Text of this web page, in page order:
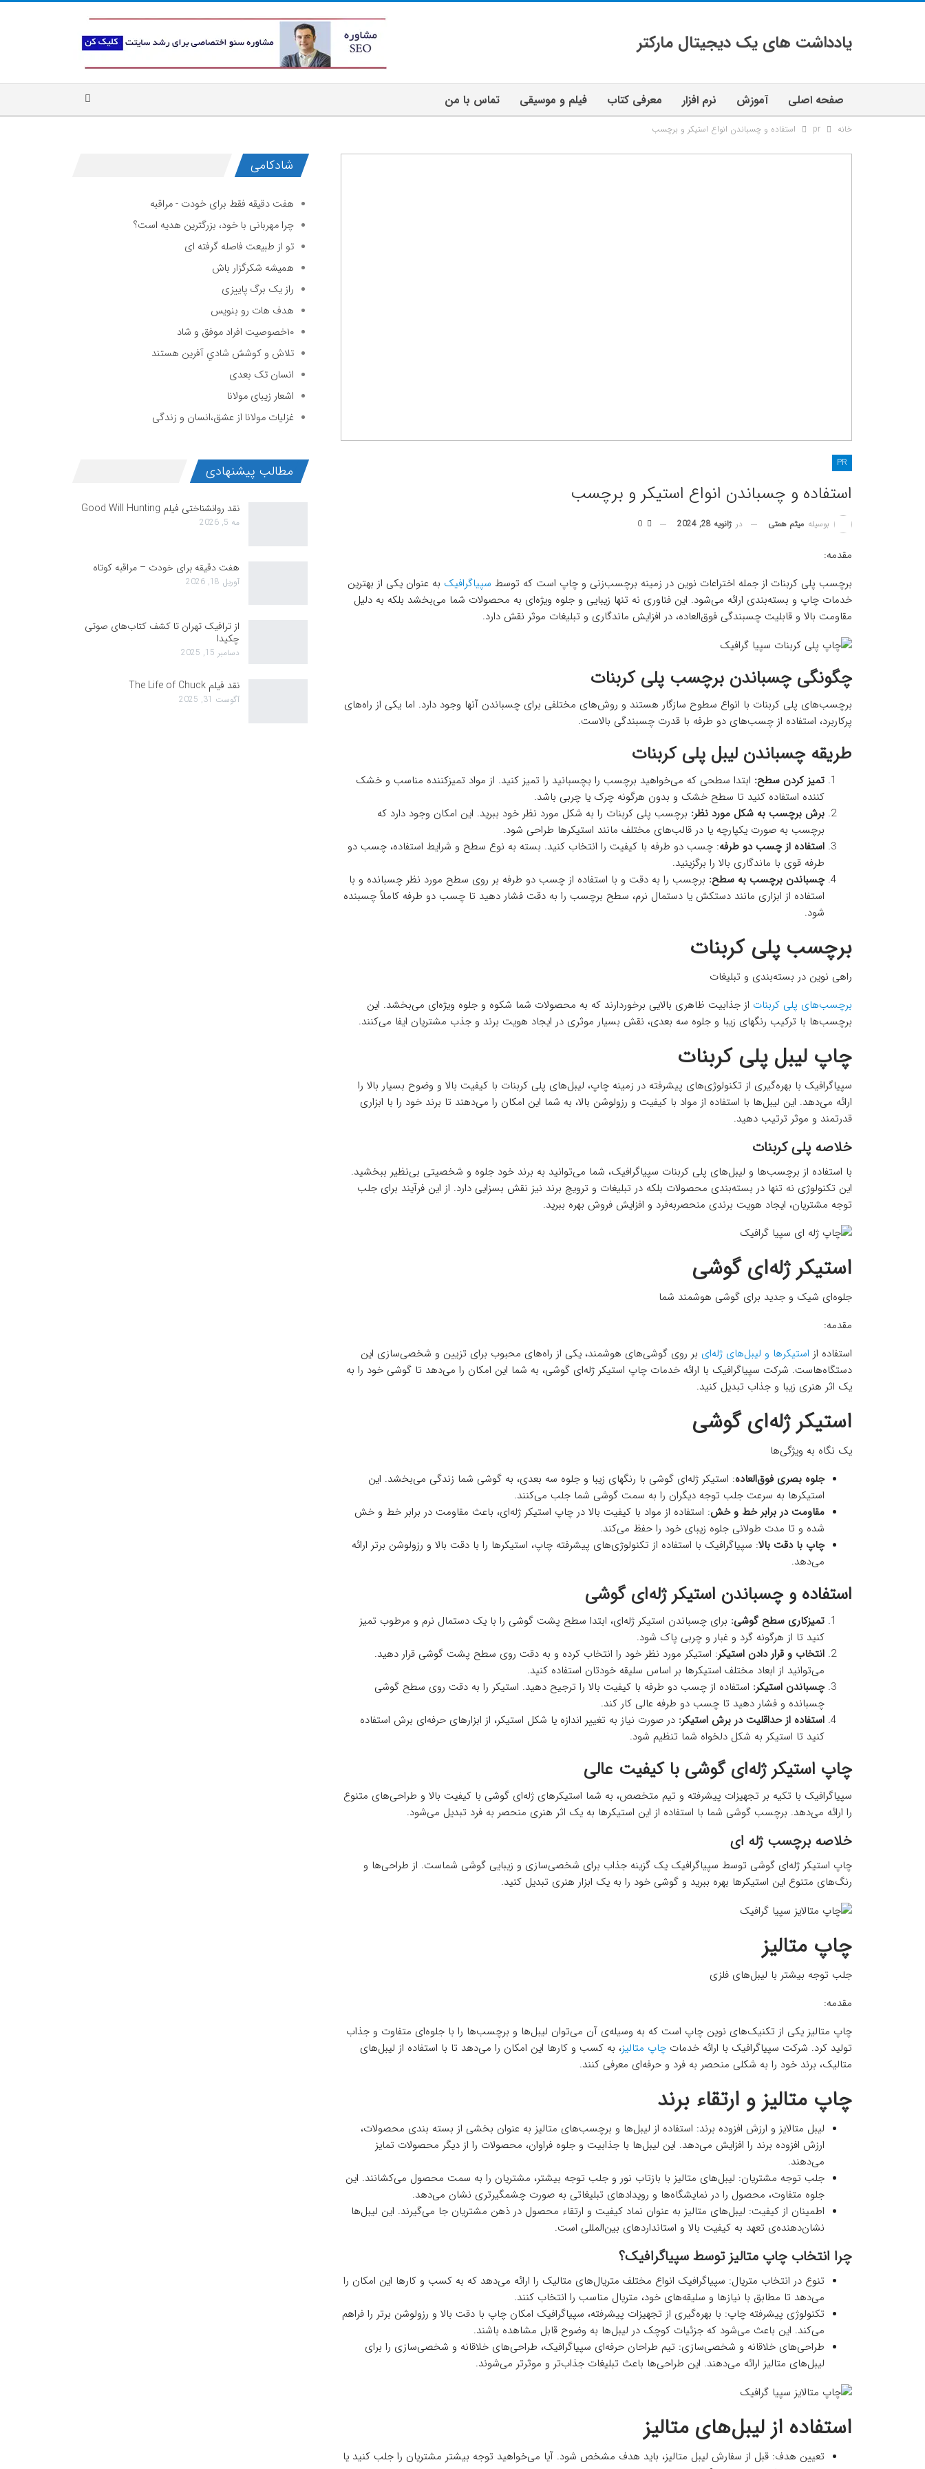
یادداشت های یک دیجیتال مارکتر
صفحه اصلی آموزش نرم افزار معرفی کتاب فیلم و موسیقی تماس با من
خانه pr استفاده و چسباندن انواع استیکر و برچسب
PR
استفاده و چسباندن انواع استیکر و برچسب
بوسیله میثم همتی در ژانویه 28, 2024
مقدمه:
برچسب پلی کربنات از جمله اختراعات نوین در زمینه برچسب‌زنی و چاپ است که توسط سپیاگرافیک به عنوان یکی از بهترین
خدمات چاپ و بسته‌بندی ارائه می‌شود. این فناوری نه تنها زیبایی و جلوه ویژه‌ای به محصولات شما می‌بخشد بلکه به دلیل
مقاومت بالا و قابلیت چسبندگی فوق‌العاده، در افزایش ماندگاری و تبلیغات موثر نقش دارد.
چگونگی چسباندن برچسب پلی کربنات
برچسب‌های پلی کربنات با انواع سطوح سازگار هستند و روش‌های مختلفی برای چسباندن آنها وجود دارد. اما یکی از راه‌های
پرکاربرد، استفاده از چسب‌های دو طرفه با قدرت چسبندگی بالاست.
طریقه چسباندن لیبل پلی کربنات
تمیز کردن سطح: ابتدا سطحی که می‌خواهید برچسب را بچسبانید را تمیز کنید. از مواد تمیزکننده مناسب و خشک
کننده استفاده کنید تا سطح خشک و بدون هرگونه چرک یا چربی باشد.
برش برچسب به شکل مورد نظر: برچسب پلی کربنات را به شکل مورد نظر خود ببرید. این امکان وجود دارد که
برچسب به صورت یکپارچه یا در قالب‌های مختلف مانند استیکرها طراحی شود.
استفاده از چسب دو طرفه: چسب دو طرفه با کیفیت را انتخاب کنید. بسته به نوع سطح و شرایط استفاده، چسب دو
طرفه قوی با ماندگاری بالا را برگزینید.
چسباندن برچسب به سطح: برچسب را به دقت و با استفاده از چسب دو طرفه بر روی سطح مورد نظر چسبانده و با
استفاده از ابزاری مانند دستکش یا دستمال نرم، سطح برچسب را به دقت فشار دهید تا چسب دو طرفه کاملاً چسبنده
شود.
برچسب پلی کربنات
راهی نوین در بسته‌بندی و تبلیغات
برچسب‌های پلی کربنات از جذابیت ظاهری بالایی برخوردارند که به محصولات شما شکوه و جلوه ویژه‌ای می‌بخشد. این
برچسب‌ها با ترکیب رنگهای زیبا و جلوه سه بعدی، نقش بسیار موثری در ایجاد هویت برند و جذب مشتریان ایفا می‌کنند.
چاپ لیبل پلی کربنات
سپیاگرافیک با بهره‌گیری از تکنولوژی‌های پیشرفته در زمینه چاپ، لیبل‌های پلی کربنات با کیفیت بالا و وضوح بسیار بالا را
ارائه می‌دهد. این لیبل‌ها با استفاده از مواد با کیفیت و رزولوشن بالا، به شما این امکان را می‌دهند تا برند خود را با ابزاری
قدرتمند و موثر ترتیب دهید.
خلاصه پلی کربنات
با استفاده از برچسب‌ها و لیبل‌های پلی کربنات سپیاگرافیک، شما می‌توانید به برند خود جلوه و شخصیتی بی‌نظیر ببخشید.
این تکنولوژی نه تنها در بسته‌بندی محصولات بلکه در تبلیغات و ترویج برند نیز نقش بسزایی دارد. از این فرآیند برای جلب
توجه مشتریان، ایجاد هویت برندی منحصربه‌فرد و افزایش فروش بهره ببرید.
استیکر ژله‌ای گوشی
جلوه‌ای شیک و جدید برای گوشی هوشمند شما
مقدمه:
استفاده از استیکرها و لیبل‌های ژله‌ای بر روی گوشی‌های هوشمند، یکی از راه‌های محبوب برای تزیین و شخصی‌سازی این
دستگاه‌هاست. شرکت سپیاگرافیک با ارائه خدمات چاپ استیکر ژله‌ای گوشی، به شما این امکان را می‌دهد تا گوشی خود را به
یک اثر هنری زیبا و جذاب تبدیل کنید.
استیکر ژله‌ای گوشی
یک نگاه به ویژگی‌ها
جلوه بصری فوق‌العاده: استیکر ژله‌ای گوشی با رنگهای زیبا و جلوه سه بعدی، به گوشی شما زندگی می‌بخشد. این
استیکرها به سرعت جلب توجه دیگران را به سمت گوشی شما جلب می‌کنند.
مقاومت در برابر خط و خش: استفاده از مواد با کیفیت بالا در چاپ استیکر ژله‌ای، باعث مقاومت در برابر خط و خش
شده و تا مدت طولانی جلوه زیبای خود را حفظ می‌کند.
چاپ با دقت بالا: سپیاگرافیک با استفاده از تکنولوژی‌های پیشرفته چاپ، استیکرها را با دقت بالا و رزولوشن برتر ارائه
می‌دهد.
استفاده و چسباندن استیکر ژله‌ای گوشی
تمیزکاری سطح گوشی: برای چسباندن استیکر ژله‌ای، ابتدا سطح پشت گوشی را با یک دستمال نرم و مرطوب تمیز
کنید تا از هرگونه گرد و غبار و چربی پاک شود.
انتخاب و قرار دادن استیکر: استیکر مورد نظر خود را انتخاب کرده و به دقت روی سطح پشت گوشی قرار دهید.
می‌توانید از ابعاد مختلف استیکرها بر اساس سلیقه خودتان استفاده کنید.
چسباندن استیکر: استفاده از چسب دو طرفه با کیفیت بالا را ترجیح دهید. استیکر را به دقت روی سطح گوشی
چسبانده و فشار دهید تا چسب دو طرفه عالی کار کند.
استفاده از حداقلیت در برش استیکر: در صورت نیاز به تغییر اندازه یا شکل استیکر، از ابزارهای حرفه‌ای برش استفاده
کنید تا استیکر به شکل دلخواه شما تنظیم شود.
چاپ استیکر ژله‌ای گوشی با کیفیت عالی
سپیاگرافیک با تکیه بر تجهیزات پیشرفته و تیم متخصص، به شما استیکرهای ژله‌ای گوشی با کیفیت بالا و طراحی‌های متنوع
را ارائه می‌دهد. برچسب گوشی شما با استفاده از این استیکرها به یک اثر هنری منحصر به فرد تبدیل می‌شود.
خلاصه برچسب ژله ای
چاپ استیکر ژله‌ای گوشی توسط سپیاگرافیک یک گزینه جذاب برای شخصی‌سازی و زیبایی گوشی شماست. از طراحی‌ها و
رنگ‌های متنوع این استیکرها بهره ببرید و گوشی خود را به یک ابزار هنری تبدیل کنید.
چاپ متالیز
جلب توجه بیشتر با لیبل‌های فلزی
مقدمه:
چاپ متالیز یکی از تکنیک‌های نوین چاپ است که به وسیله‌ی آن می‌توان لیبل‌ها و برچسب‌ها را با جلوه‌ای متفاوت و جذاب
تولید کرد. شرکت سپیاگرافیک با ارائه خدمات چاپ متالیز، به کسب و کارها این امکان را می‌دهد تا با استفاده از لیبل‌های
متالیک، برند خود را به شکلی منحصر به فرد و حرفه‌ای معرفی کنند.
چاپ متالیز و ارتقاء برند
لیبل متالایز و ارزش افزوده برند: استفاده از لیبل‌ها و برچسب‌های متالیز به عنوان بخشی از بسته بندی محصولات،
ارزش افزوده برند را افزایش می‌دهد. این لیبل‌ها با جذابیت و جلوه فراوان، محصولات را از دیگر محصولات تمایز
می‌دهند.
جلب توجه مشتریان: لیبل‌های متالیز با بازتاب نور و جلب توجه بیشتر، مشتریان را به سمت محصول می‌کشانند. این
جلوه متفاوت، محصول را در نمایشگاه‌ها و رویدادهای تبلیغاتی به صورت چشمگیر‌تری نشان می‌دهد.
اطمینان از کیفیت: لیبل‌های متالیز به عنوان نماد کیفیت و ارتقاء محصول در ذهن مشتریان جا می‌گیرند. این لیبل‌ها
نشان‌دهنده‌ی تعهد به کیفیت بالا و استانداردهای بین‌المللی است.
چرا انتخاب چاپ متالیز توسط سپیاگرافیک؟
تنوع در انتخاب متریال: سپیاگرافیک انواع مختلف متریال‌های متالیک را ارائه می‌دهد که به کسب و کارها این امکان را
می‌دهد تا مطابق با نیازها و سلیقه‌های خود، متریال مناسب را انتخاب کنند.
تکنولوژی پیشرفته چاپ: با بهره‌گیری از تجهیزات پیشرفته، سپیاگرافیک امکان چاپ با دقت بالا و رزولوشن برتر را فراهم
می‌کند. این باعث می‌شود که جزئیات کوچک در لیبل‌ها به وضوح قابل مشاهده باشند.
طراحی‌های خلاقانه و شخصی‌سازی: تیم طراحان حرفه‌ای سپیاگرافیک، طراحی‌های خلاقانه و شخصی‌سازی را برای
لیبل‌های متالیز ارائه می‌دهند. این طراحی‌ها باعث تبلیغات جذاب‌تر و موثرتر می‌شوند.
استفاده از لیبل‌های متالیز
تعیین هدف: قبل از سفارش لیبل متالیز، باید هدف مشخص شود. آیا می‌خواهید توجه بیشتر مشتریان را جلب کنید یا
شادکامی
هفت دقیقه فقط برای خودت - مراقبه
چرا مهربانی با خود، بزرگترین هدیه است؟
تو از طبیعت فاصله گرفته ای
همیشه شکرگزار باش
راز یک برگ پاییزی
هدف هات رو بنویس
۱۰خصوصیت افراد موفق و شاد
تلاش و كوشش شادي آفرين هستند
انسان تک بعدی
اشعار زیبای مولانا
غزلیات مولانا از عشق،انسان و زندگی
مطالب پیشنهادی
نقد روانشناختی فیلم Good Will Hunting
مه 5, 2026
هفت دقیقه برای خودت – مراقبه کوتاه
آوریل 18, 2026
از ترافیک تهران تا کشف کتاب‌های صوتی
چکیدا
دسامبر 15, 2025
نقد فیلم The Life of Chuck
آگوست 31, 2025